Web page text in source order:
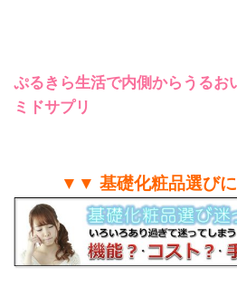
ぷるきら生活で内側からうるお
ミドサプリ
▼▼ 基礎化粧品選び